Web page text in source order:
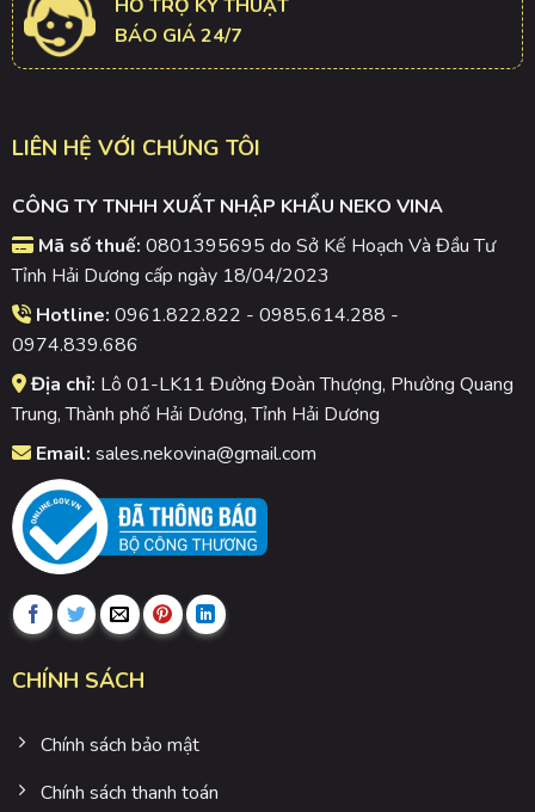
HỖ TRỢ KỸ THUẬT
BÁO GIÁ 24/7
LIÊN HỆ VỚI CHÚNG TÔI
CÔNG TY TNHH XUẤT NHẬP KHẨU NEKO VINA
Mã số thuế: 0801395695 do Sở Kế Hoạch Và Đầu Tư
Tỉnh Hải Dương cấp ngày 18/04/2023
Hotline: 0961.822.822 - 0985.614.288 -
0974.839.686
Địa chỉ: Lô 01-LK11 Đường Đoàn Thượng, Phường Quang
Trung, Thành phố Hải Dương, Tỉnh Hải Dương
Email: sales.nekovina@gmail.com
CHÍNH SÁCH
Chính sách bảo mật
Chính sách thanh toán